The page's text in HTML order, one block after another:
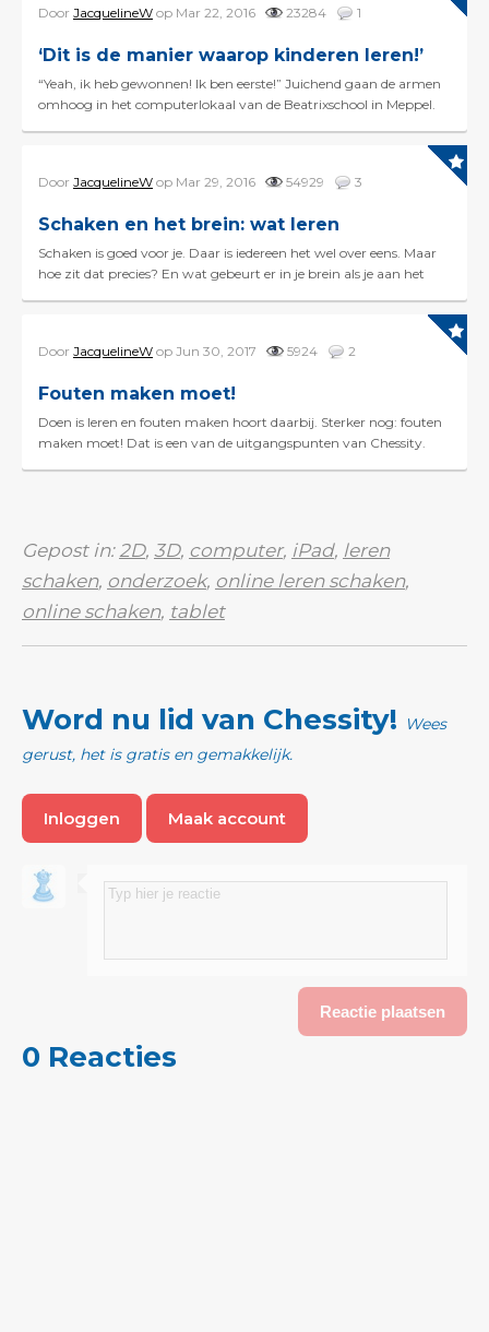
Door JacquelineW op Mar 22, 2016 23284 1
‘Dit is de manier waarop kinderen leren!’
“Yeah, ik heb gewonnen! Ik ben eerste!” Juichend gaan de armen
omhoog in het computerlokaal van de Beatrixschool in Meppel.
Door JacquelineW op Mar 29, 2016 54929 3
Schaken en het brein: wat leren
Schaken is goed voor je. Daar is iedereen het wel over eens. Maar
hoe zit dat precies? En wat gebeurt er in je brein als je aan het
Door JacquelineW op Jun 30, 2017 5924 2
Fouten maken moet!
Doen is leren en fouten maken hoort daarbij. Sterker nog: fouten
maken moet! Dat is een van de uitgangspunten van Chessity.
Gepost in: 2D, 3D, computer, iPad, leren
schaken, onderzoek, online leren schaken,
online schaken, tablet
Word nu lid van Chessity!
Wees
gerust, het is gratis en gemakkelijk.
Inloggen Maak account
0 Reacties